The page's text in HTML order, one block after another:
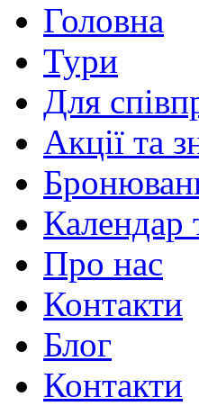
Головна
Тури
Для
Акції та
Календар
Про нас
Контакти
Блог
Контакти